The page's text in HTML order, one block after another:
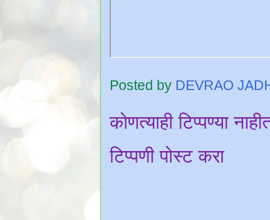
Posted by DEVRAO
कोणत्याही टिप्पण्‍या
टिप्पणी पोस्ट करा